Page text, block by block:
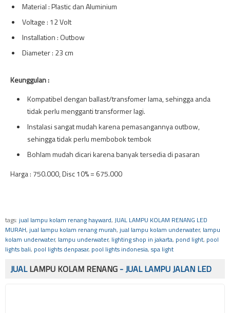
Material : Plastic dan Aluminium
Voltage : 12 Volt
Installation : Outbow
Diameter : 23 cm
Keunggulan :
Kompatibel dengan ballast/transfomer lama, sehingga anda
tidak perlu mengganti transformer lagi.
Instalasi sangat mudah karena pemasangannya outbow,
sehingga tidak perlu membobok tembok
Bohlam mudah dicari karena banyak tersedia di pasaran
Harga : 750.000, Disc 10% = 675.000
tags: jual lampu kolam renang hayward, JUAL LAMPU KOLAM RENANG LED
MURAH, jual lampu kolam renang murah, jual lampu kolam underwater, lampu
kolam underwater, lampu underwater, lighting shop in jakarta, pond light, pool
lights bali, pool lights denpasar, pool lights indonesia, spa light
JUALLAMPU KOLAM RENANG - JUAL LAMPU JALAN LED